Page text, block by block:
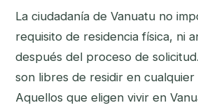
La ciudadanía de Vanuatu no
requisito de residencia física, ni
después del proceso de
son libres de residir en
Aquellos que eligen vivir en